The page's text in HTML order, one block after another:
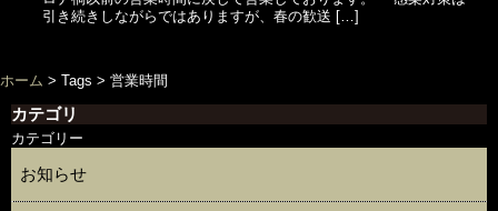
引き続きしながらではありますが、春の歓送 […]
ホーム > Tags > 営業時間
カテゴリ
カテゴリー
お知らせ